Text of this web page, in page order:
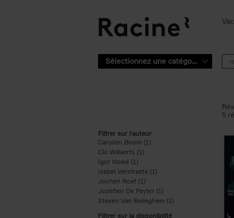
Sélectionnez une catégorie
Filtrer sur l'auteur
Carolien Boom (1)
Clo Willaerts (1)
Igor Nowé (1)
Isabel Verstraete (1) Apply Isabel Verstraete
Jochen Roef (1)
Jozefien De Feyter (1) Apply Jozefien De
Steven Van Belleghem (1) Apply Steven Van
Filtrer sur la disponibilité
5